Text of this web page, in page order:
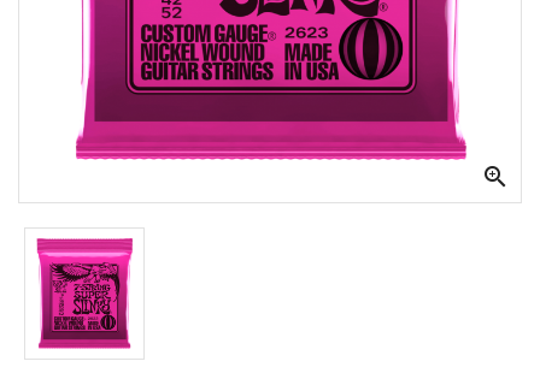
Opname
Blaasinstrumenten
Slaginstrumenten
Microfoons
Versterking
Instrumenten
Celtic
